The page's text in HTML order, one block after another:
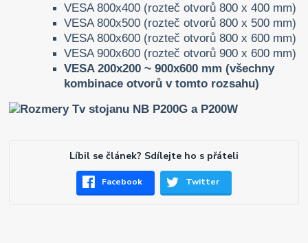
VESA 800x400 (rozteč otvorů 800 x 400 mm)
VESA 800x500 (rozteč otvorů 800 x 500 mm)
VESA 800x600 (rozteč otvorů 800 x 600 mm)
VESA 900x600 (rozteč otvorů 900 x 600 mm)
VESA 200x200 ~ 900x600 mm (všechny
kombinace otvorů v tomto rozsahu)
Líbil se článek? Sdílejte ho s přáteli
Facebook Twitter